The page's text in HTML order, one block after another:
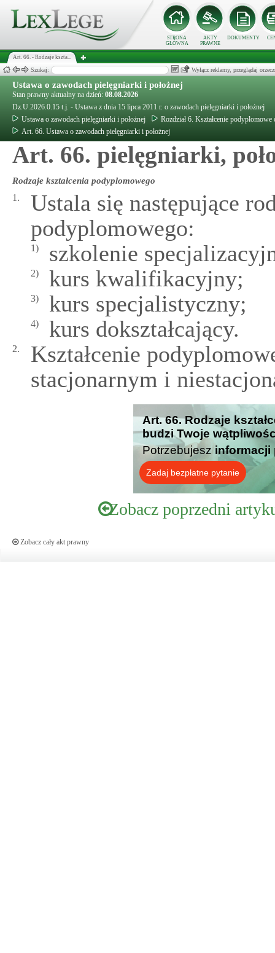
STRONA
GŁÓWNA
AKTY
PRAWNE
DOKUMENTY
Art. 66. - Rodzaje kszta...
Szukaj: Wyłącz reklamy, przeglądaj
Ustawa o zawodach pielęgniarki i położnej
Stan prawny aktualny na dzień: 08.08.2026
Dz.U.2026.0.15 t.j. - Ustawa z dnia 15 lipca 2011 r. o zawodach pielęgniarki i położnej
Ustawa o zawodach pielęgniarki i położnej
Rozdział 6. Kształcenie
Art. 66. Ustawa o zawodach pielęgniarki i położnej
Art. 66. pielęgniarki,
Rodzaje kształcenia podyplomowego
1.
Ustala się następujące
podyplomowego:
1) szkolenie
2) kurs kwalifikacyjny;
3) kurs specjalistyczny;
4) kurs dokształcający.
2.
Kształcenie
stacjonarnym i
Art. 66. Rodzaje
budzi Twoje
Potrzebujesz informacji
Zadaj bezpłatne pytanie
Zobacz poprzedni
Zobacz cały akt prawny